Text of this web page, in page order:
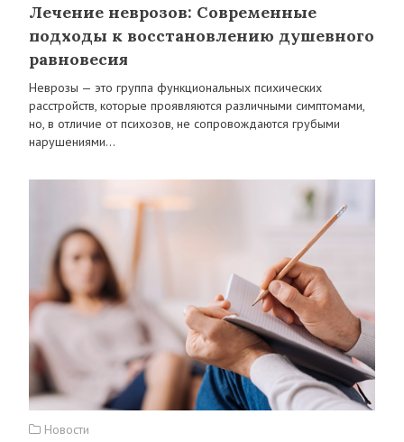
Лечение неврозов: Современные
подходы к восстановлению душевного
равновесия
Неврозы — это группа функциональных психических
расстройств, которые проявляются различными симптомами,
но, в отличие от психозов, не сопровождаются грубыми
нарушениями…
Новости